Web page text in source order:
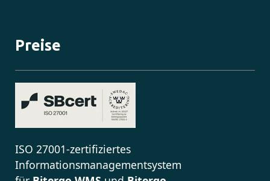
Preise
ISO 27001-zertifiziertes
Informationsmanagementsystem